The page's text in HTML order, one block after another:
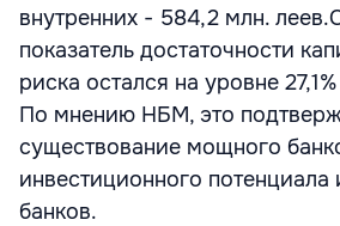
внутренних - 584,2 млн.
показатель достаточности
риска остался на уровне
По мнению НБМ, это
существование мощного
инвестиционного потенциала
банков.